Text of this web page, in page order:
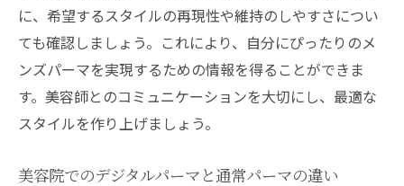
に、希望するスタイルの再現性や維持のしやすさについ
ても確認しましょう。これにより、自分にぴったりのメ
ンズパーマを実現するための情報を得ることができま
す。美容師とのコミュニケーションを大切にし、最適な
スタイルを作り上げましょう。
美容院でのデジタルパーマと通常パーマの違い